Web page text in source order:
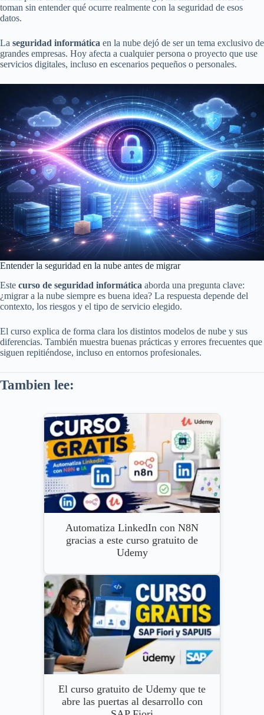
toman sin entender qué ocurre realmente con la seguridad de esos
datos.
La seguridad informática en la nube dejó de ser un tema exclusivo de
grandes empresas. Hoy afecta a cualquier persona o proyecto que use
servicios digitales, incluso en escenarios pequeños o personales.
Entender la seguridad en la nube antes de migrar
Este curso de seguridad informática aborda una pregunta clave:
¿migrar a la nube siempre es buena idea? La respuesta depende del
contexto, los riesgos y el tipo de servicio elegido.
El curso explica de forma clara los distintos modelos de nube y sus
diferencias. También muestra buenas prácticas y errores frecuentes que
siguen repitiéndose, incluso en entornos profesionales.
Tambien lee:
Automatiza LinkedIn con N8N
gracias a este curso gratuito de
Udemy
El curso gratuito de Udemy que te
abre las puertas al desarrollo con